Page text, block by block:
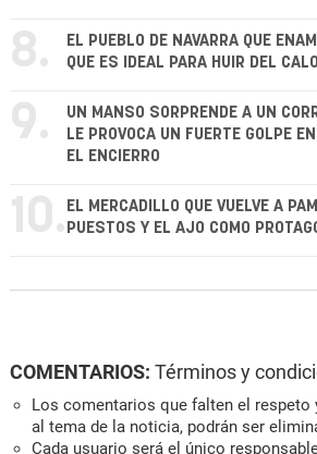
8.
EL PUEBLO DE NAVARRA QUE
QUE ES IDEAL PARA HUIR DEL
9.
UN MANSO SORPRENDE A UN
LE PROVOCA UN FUERTE GOLPE
EL ENCIERRO
10. EL MERCADILLO QUE VUELVE A
PUESTOS Y EL AJO COMO
COMENTARIOS: Términos y
Los comentarios que falten el respeto
al tema de la noticia, podrán ser
Cada usuario será el único